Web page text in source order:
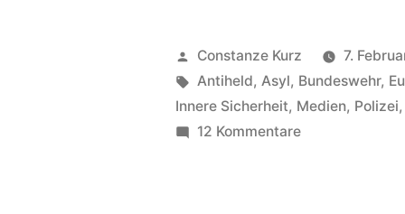
mit
der
längsten
Veröffentlicht
von
Constanze Kurz 7.
Schlagwörter:
Antiheld,Asyl, Bundeswehr,
Innere Sicherheit, Medien, Polizei,
12 Kommentarezu